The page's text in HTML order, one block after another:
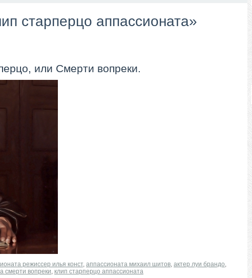
старперцо аппассионата»
или Смерти вопреки.
режиссер илья конст, аппассионата михаил шитов, актер луи брандо,
смерти вопреки, клип старперцо аппассионата